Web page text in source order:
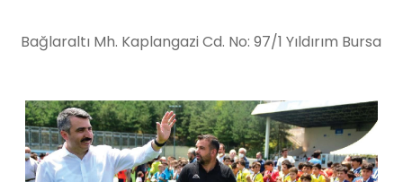
Bağlaraltı Mh. Kaplangazi Cd. No: 97/1 Yıldırım Bursa